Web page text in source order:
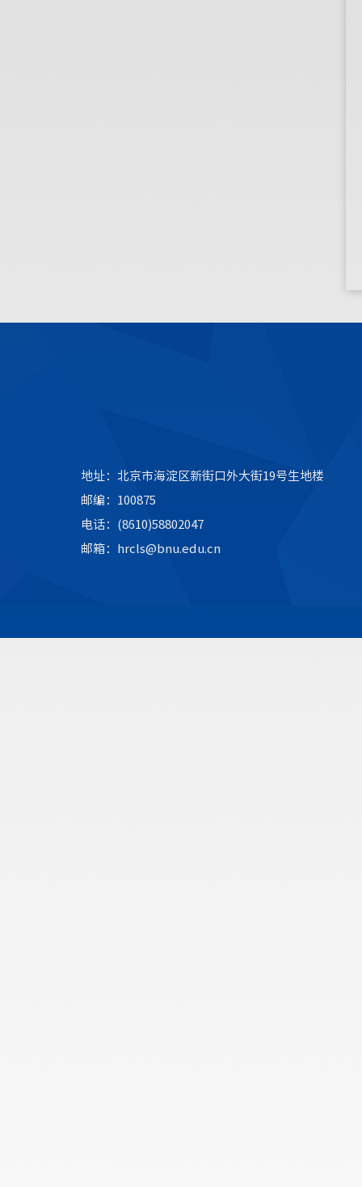
地址：北京市海淀区新街口外大街19号生地楼
邮编：100875
电话：(8610)58802047
邮箱：hrcls@bnu.edu.cn